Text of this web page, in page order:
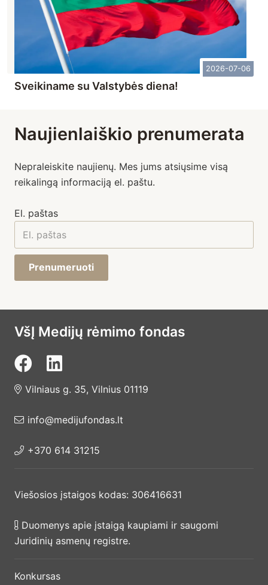
2026-07-06
Sveikiname su Valstybės diena!
Naujienlaiškio prenumerata
Nepraleiskite naujienų. Mes jums atsiųsime visą
reikalingą informaciją el. paštu.
El. paštas
Prenumeruoti
VšĮ Medijų rėmimo fondas
Vilniaus g. 35, Vilnius 01119
info@medijufondas.lt
+370 614 31215
Viešosios įstaigos kodas: 306416631
Duomenys apie įstaigą kaupiami ir saugomi
Juridinių asmenų registre.
Konkursas